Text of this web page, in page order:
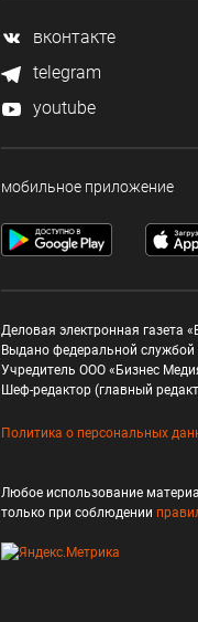
вконтакте
telegram
youtube
мобильное приложение
Деловая электронная газета
Выдано федеральной
Учредитель ООО «Бизнес
Шеф-редактор (главный
Политика о персональных
Любое использование
только при соблюдении